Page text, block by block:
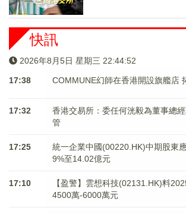
快訊
2026年8月5日 星期三 22:44:52
17:38 COMMUNE幻師在香港開設旗艦店
17:32
香港交易所：委任何洸毅為董事總
管
17:25
統一企業中國(00220.HK)中期股東
9%至14.02億元
17:10
【盈警】雲想科技(02131.HK)料
4500萬-6000萬元